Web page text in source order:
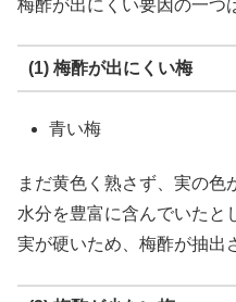
梅酢が出にくい要因の一つ
(1) 梅酢が出にくい梅
青い梅
まだ黄色く熟さず、実の色
水分を豊富に含んでいたと
実が硬いため、梅酢が抽出